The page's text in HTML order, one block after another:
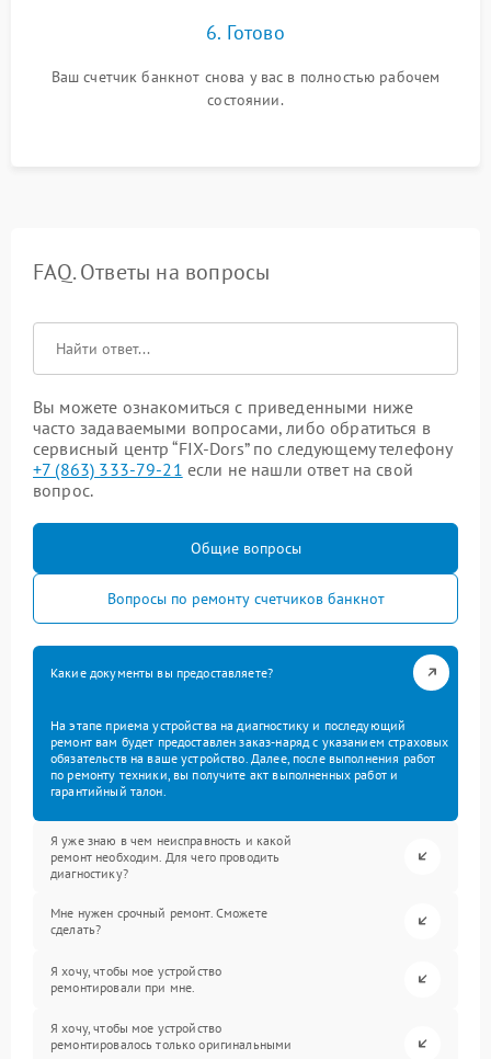
6. Готово
Ваш счетчик банкнот снова у вас в полностью рабочем
состоянии.
FAQ. Ответы на вопросы
Вы можете ознакомиться с приведенными ниже
часто задаваемыми вопросами, либо обратиться в
сервисный центр “FIX-Dors” по следующему телефону
+7 (863) 333-79-21 если не нашли ответ на свой
вопрос.
Общие вопросы
Вопросы по ремонту счетчиков банкнот
Какие документы вы предоставляете?
На этапе приема устройства на диагностику и последующий
ремонт вам будет предоставлен заказ-наряд с указанием страховых
обязательств на ваше устройство. Далее, после выполнения работ
по ремонту техники, вы получите акт выполненных работ и
гарантийный талон.
Я уже знаю в чем неисправность и какой
ремонт необходим. Для чего проводить
диагностику?
Мне нужен срочный ремонт. Сможете
сделать?
Я хочу, чтобы мое устройство
ремонтировали при мне.
Я хочу, чтобы мое устройство
ремонтировалось только оригинальными